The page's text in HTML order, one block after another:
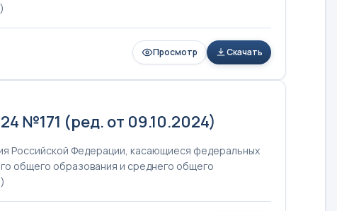
Просмотр Скачать
№171 (ред. от 09.10.2024)
Российской Федерации, касающиеся федеральных
общего образования и среднего общего